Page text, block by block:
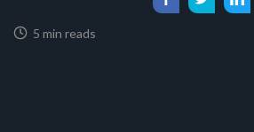
5 min reads